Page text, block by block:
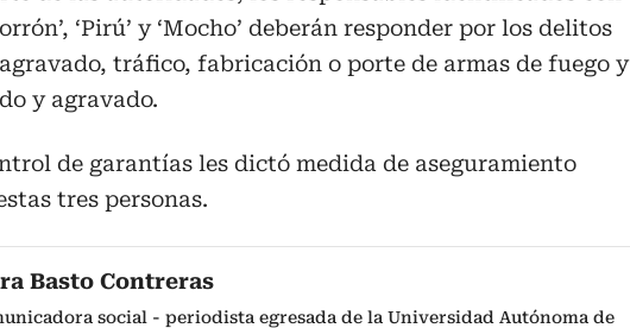
‘Pirú’ y ‘Mocho’ deberán responder por los delitos
tráfico, fabricación o porte de armas de fuego y
y agravado.
de garantías les dictó medida de aseguramiento
tres personas.
Basto Contreras
social - periodista egresada de la Universidad Autónoma de